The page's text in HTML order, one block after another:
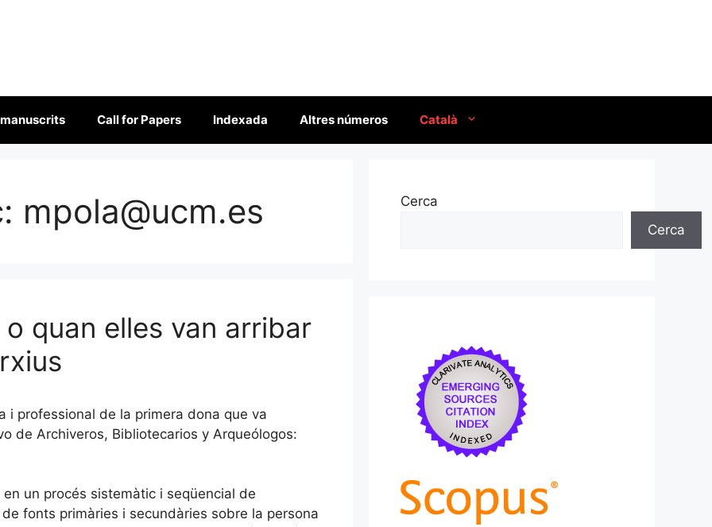
Call for Papers Indexada Altres números Català
mpola@ucm.es
quan elles van arribar
i professional de la primera dona que va
de Archiveros, Bibliotecarios y Arqueólogos:
un procés sistemàtic i seqüencial de
fonts primàries i secundàries sobre la persona
Cerca
Cerca